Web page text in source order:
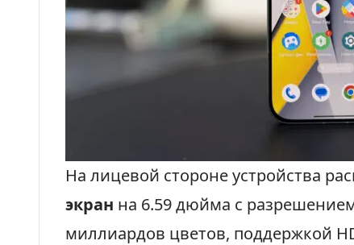
На лицевой стороне устройства
экран на 6.59 дюйма с
миллиардов цветов, поддержкой